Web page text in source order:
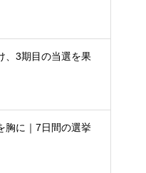
、3期目の当選を果
胸に｜7日間の選挙